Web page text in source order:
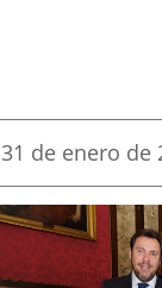
Fecha
la
noticia
31 de enero de